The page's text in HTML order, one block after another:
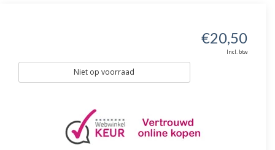
€20,50
Incl. btw
Niet op voorraad